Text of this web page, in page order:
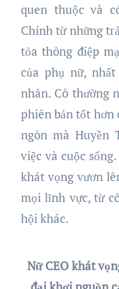
quen thuộc và
Chính từ những
tỏa thông điệp
của phụ nữ,
nhân. Cô thường
phiên bản tốt hơn
ngôn mà Huyền
việc và cuộc
khát vọng vươn
mọi lĩnh vực, từ
hội khác.
Nữ CEO khát